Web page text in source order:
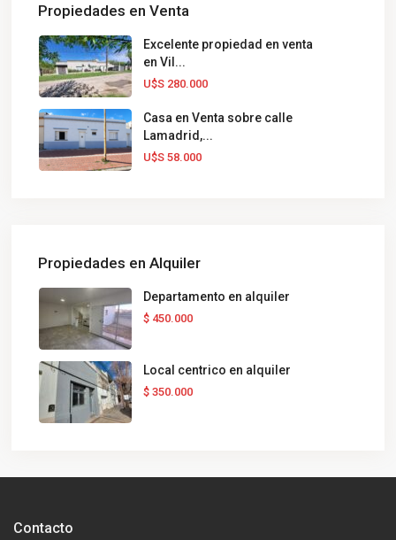
Propiedades en Venta
Excelente propiedad en venta
en Vil...
U$S 280.000
Casa en Venta sobre calle
Lamadrid,...
U$S 58.000
Propiedades en Alquiler
Departamento en alquiler
$ 450.000
Local centrico en alquiler
$ 350.000
Contacto